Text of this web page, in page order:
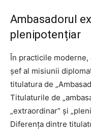
Ambasadorul
plenipotențiar
În practicile
șef al misiunii
titulatura de
Titulaturile de
„extraordinar” și
Diferența dintre